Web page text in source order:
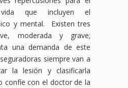
que incluyen el
y mental. Existen tres
moderada y grave;
una demanda de este
siempre van a
la lesión y clasificarla
confíe con el doctor de la